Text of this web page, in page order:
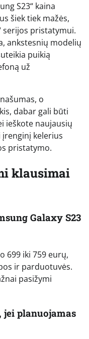
S23“ kaina
šiek tiek mažės,
serijos pristatymui.
ankstesnių modelių
puikią
už
o
dabar gali būti
ieškote naujausių
kelerius
pristatymo.
klausimai
Galaxy S23
699 iki 759 eurų,
ir parduotuvės.
pasižymi
jei planuojamas